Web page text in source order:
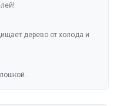
дерево от холода и